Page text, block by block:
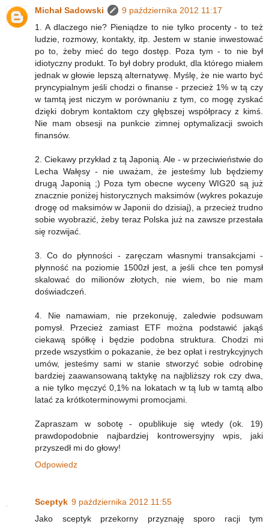
Michał Sadowski
9 października 2012 11:17
1. A dlaczego nie? Pieniądze to nie tylko procenty - to też
ludzie, rozmowy, kontakty, itp. Jestem w stanie inwestować
po to, żeby mieć do tego dostęp. Poza tym - to nie był
idiotyczny produkt. To był dobry produkt, dla którego miałem
jednak w głowie lepszą alternatywę. Myślę, że nie warto być
pryncypialnym jeśli chodzi o finanse - przecież 1% w tą czy
w tamtą jest niczym w porównaniu z tym, co mogę zyskać
dzięki dobrym kontaktom czy głębszej współpracy z kimś.
Nie mam obsesji na punkcie zimnej optymalizacji swoich
finansów.
2. Ciekawy przykład z tą Japonią. Ale - w przeciwieństwie do
Lecha Wałęsy - nie uważam, że jesteśmy lub będziemy
drugą Japonią ;) Poza tym obecne wyceny WIG20 są już
znacznie poniżej historycznych maksimów (wykres pokazuje
drogę od maksimów w Japonii do dzisiaj), a przecież trudno
sobie wyobrazić, żeby teraz Polska już na zawsze przestała
się rozwijać.
3. Co do płynności - zaręczam własnymi transakcjami -
płynność na poziomie 1500zł jest, a jeśli chce ten pomysł
skalować do milionów złotych, nie wiem, bo nie mam
doświadczeń.
4. Nie namawiam, nie przekonuję, zaledwie podsuwam
pomysł. Przecież zamiast ETF można podstawić jakąś
ciekawą spółkę i będzie podobna struktura. Chodzi mi
przede wszystkim o pokazanie, że bez opłat i restrykcyjnych
umów, jesteśmy sami w stanie stworzyć sobie odrobinę
bardziej zaawansowaną taktykę na najbliższy rok czy dwa,
a nie tylko męczyć 0,1% na lokatach w tą lub w tamtą albo
latać za krótkoterminowymi promocjami.
Zapraszam w sobotę - opublikuje się wtedy (ok. 19)
prawdopodobnie najbardziej kontrowersyjny wpis, jaki
przyszedł mi do głowy!
Odpowiedz
Sceptyk 9 października 2012 11:55
Jako sceptyk przekorny przyznaję sporo racji tym